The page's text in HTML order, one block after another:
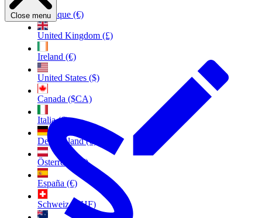
Belgique (€)
United Kingdom (£)
Ireland (€)
United States ($)
Canada ($CA)
Italia (€)
Deutschland (€)
Österreich (€)
España (€)
Schweiz (CHF)
Close menu